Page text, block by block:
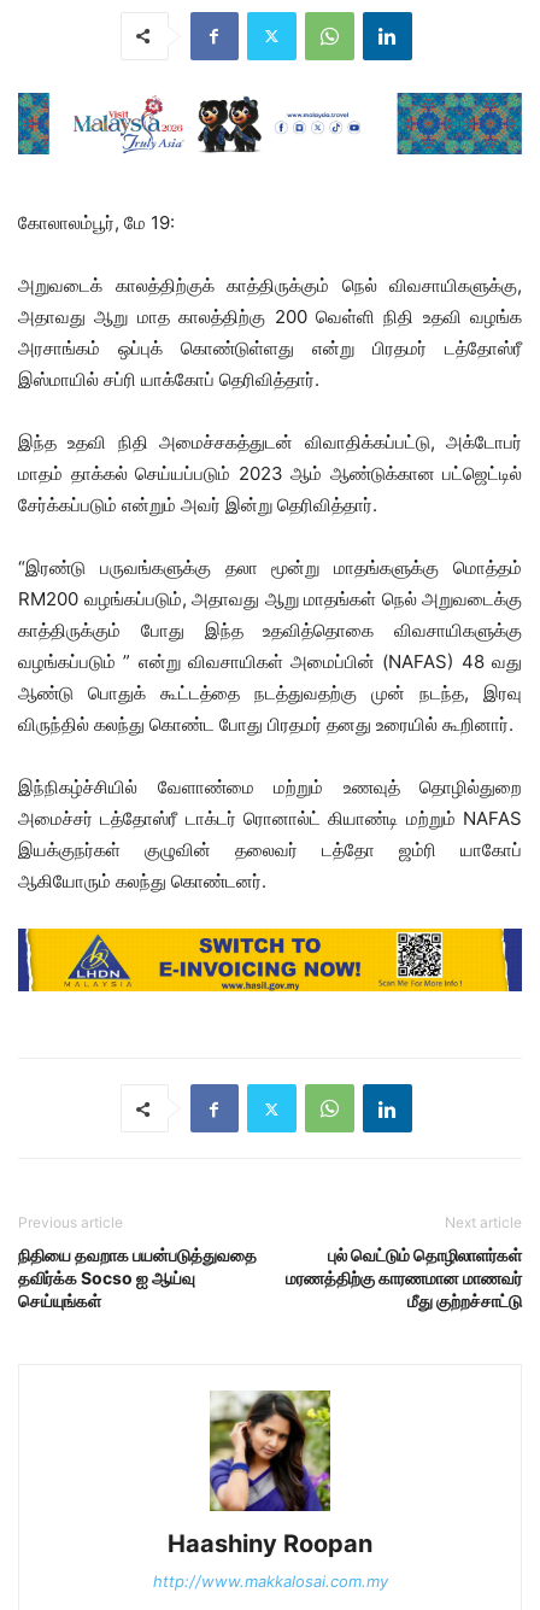
கோலாலம்பூர், மே 19:
அறுவடைக் காலத்திற்குக் காத்திருக்கும் நெல் விவசாயிகளுக்கு,
அதாவது ஆறு மாத காலத்திற்கு 200 வெள்ளி நிதி உதவி வழங்க
அரசாங்கம் ஒப்புக் கொண்டுள்ளது என்று பிரதமர் டத்தோஸ்ரீ
இஸ்மாயில் சப்ரி யாக்கோப் தெரிவித்தார்.
​​இந்த உதவி நிதி அமைச்சகத்துடன் விவாதிக்கப்பட்டு, அக்டோபர்
மாதம் தாக்கல் செய்யப்படும் 2023 ஆம் ஆண்டுக்கான பட்ஜெட்டில்
சேர்க்கப்படும் என்றும் அவர் இன்று தெரிவித்தார்.
“இரண்டு பருவங்களுக்கு தலா மூன்று மாதங்களுக்கு மொத்தம்
RM200 வழங்கப்படும், அதாவது ஆறு மாதங்கள் நெல் அறுவடைக்கு
காத்திருக்கும் போது இந்த உதவித்தொகை விவசாயிகளுக்கு
வழங்கப்படும் ” என்று விவசாயிகள் அமைப்பின் (NAFAS) 48 வது
ஆண்டு பொதுக் கூட்டத்தை நடத்துவதற்கு முன் நடந்த, இரவு
விருந்தில் கலந்து கொண்ட போது பிரதமர் தனது உரையில் கூறினார்.
இந்நிகழ்ச்சியில் வேளாண்மை மற்றும் உணவுத் தொழில்துறை
அமைச்சர் டத்தோஸ்ரீ டாக்டர் ரொனால்ட் கியாண்டி மற்றும் NAFAS
இயக்குநர்கள் குழுவின் தலைவர் டத்தோ ஜம்ரி யாகோப்
ஆகியோரும் கலந்து கொண்டனர்.
Previous article
நிதியை தவறாக பயன்படுத்துவதை
தவிர்க்க Socso ஐ ஆய்வு
செய்யுங்கள்
Next article
புல் வெட்டும் தொழிலாளர்கள்
மரணத்திற்கு காரணமான மாணவர்
மீது குற்றச்சாட்டு
Haashiny Roopan
http://www.makkalosai.com.my